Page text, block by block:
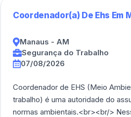
Coordenador(a) De Ehs Em
Manaus - AM
Segurança do Trabalho
07/08/2026
Coordenador de EHS (Meio
trabalho) é uma autoridade do
normas ambientais.<br><br/>